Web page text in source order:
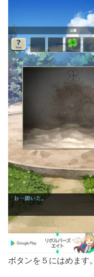
ボタンを５にはめます。